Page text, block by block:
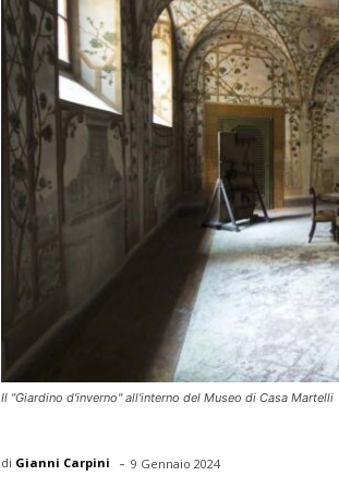
Il "Giardino d'inverno" all'interno del Museo di Casa Martelli
di Gianni Carpini - 9 Gennaio 2024